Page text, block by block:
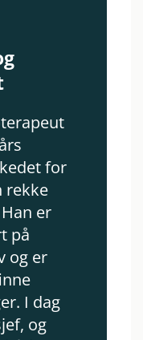
for
rekke
er
på
og er
I dag
og